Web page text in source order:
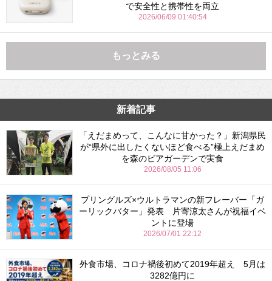
で安全性と携帯性を両立
2026/06/09 01:40:54
もっとみる
新着記事
「えだまめって、こんなに甘かった？」新潟県民
が“県外に出したくないほど食べる”極上えだまめ
を森のビアガーデンで実食
2026/08/05 11:06
プリングルズ×ウルトラマンの新フレーバー「ガ
ーリックバター」発表 片寄涼太さんが祝福イベ
ントに登場
2026/07/01 22:12
外食市場、コロナ禍後初めて2019年超え 5月は
3282億円に